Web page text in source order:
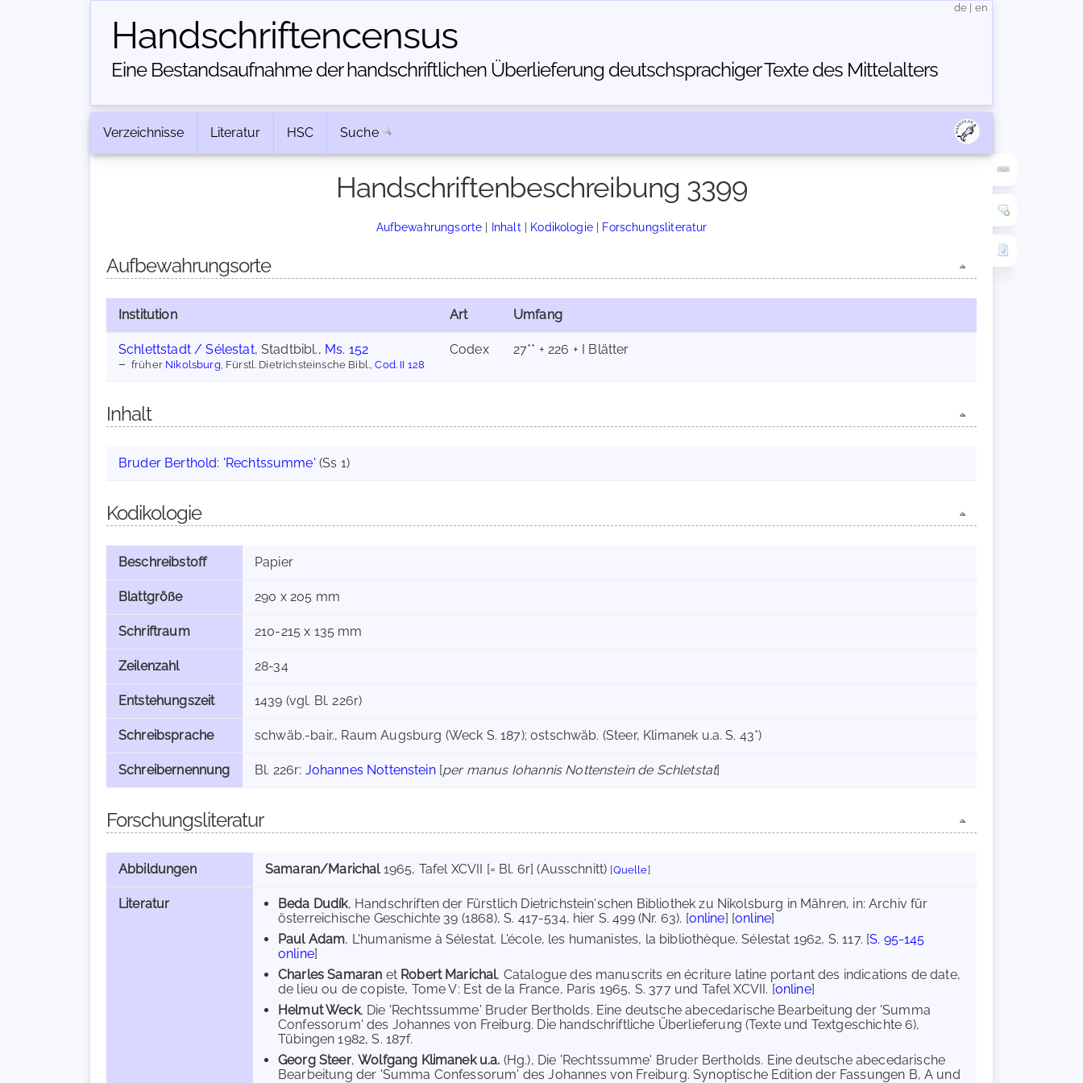
Handschriften­census
Eine Bestandsaufnahme der handschriftlichen Über­lieferung deutschsprachiger Texte des Mittelalters
de en
Verzeichnisse Literatur HSC Suche
Handschriftenbeschreibung 3399
Aufbewahrungsorte | Inhalt | Kodikologie| Forschungsliteratur
Aufbewahrungsorte
Institution Art Umfang
Schlettstadt / Sélestat, Stadtbibl., Ms. 152
früher Nikolsburg , Fürstl. Dietrichsteinsche Bibl.,Cod. II 128
Codex 27** + 226 + I Blätter
Inhalt
Bruder Berthold: 'Rechtssumme' (Ss 1)
Kodikologie
Beschreibstoff Papier
Blattgröße 290 x 205 mm
Schriftraum 210-215 x 135 mm
Zeilenzahl 28-34
Entstehungszeit 1439 (vgl. Bl. 226r)
Schreibsprache schwäb.-bair., Raum Augsburg (Weck S. 187); ostschwäb. (Steer, Klimanek u.a. S. 43*)
Schreibernennung Bl. 226r: Johannes Nottenstein[per manus Iohannis Nottenstein de Schletstat]
Forschungsliteratur
Abbildungen Samaran/Marichal1965, Tafel XCVII [= Bl. 6r] (Ausschnitt) [Quelle]
Literatur Beda Dudík, Handschriften der Fürstlich Dietrichstein'schen Bibliothek zu Nikolsburg in Mähren, in: Archiv für
österreichische Geschichte 39 (1868), S. 417-534, hier S. 499 (Nr. 63). [online] [online]
Paul Adam, L'humanisme à Sélestat. L'école, les humanistes, la bibliothèque, Sélestat 1962, S. 117. [S. 95-145
online]
Charles Samaran et Robert Marichal, Catalogue des manuscrits en écriture latine portant des indications de date,
de lieu ou de copiste, Tome V: Est de la France, Paris 1965, S. 377 und Tafel XCVII. [online]
Helmut Weck, Die 'Rechtssumme' Bruder Bertholds. Eine deutsche abecedarische Bearbeitung der 'Summa
Confessorum' des Johannes von Freiburg. Die handschriftliche Überlieferung (Texte und Textgeschichte 6),
Tübingen 1982, S. 187f.
Georg Steer,Wolfgang Klimanek u.a. (Hg.), Die 'Rechtssumme' Bruder Bertholds. Eine deutsche abecedarische
Bearbeitung der 'Summa Confessorum' des Johannes von Freiburg. Synoptische Edition der Fassungen B, A und